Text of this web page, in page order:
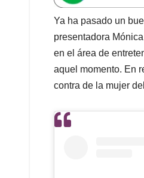
s
A
p
p
b
o
o
k
e
d
I
n
Ya ha pasado un
presentadora
en el área de
aquel momento. En
contra de la mujer